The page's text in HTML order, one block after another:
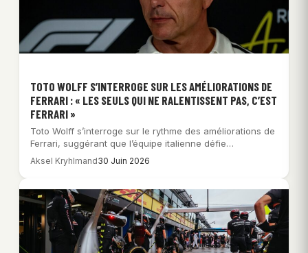
TOTO WOLFF S’INTERROGE SUR LES AMÉLIORATIONS DE
FERRARI : « LES SEULS QUI NE RALENTISSENT PAS, C’EST
FERRARI »
Toto Wolff s’interroge sur le rythme des améliorations de
Ferrari, suggérant que l’équipe italienne défie…
Aksel Kryhlmand30 Juin 2026